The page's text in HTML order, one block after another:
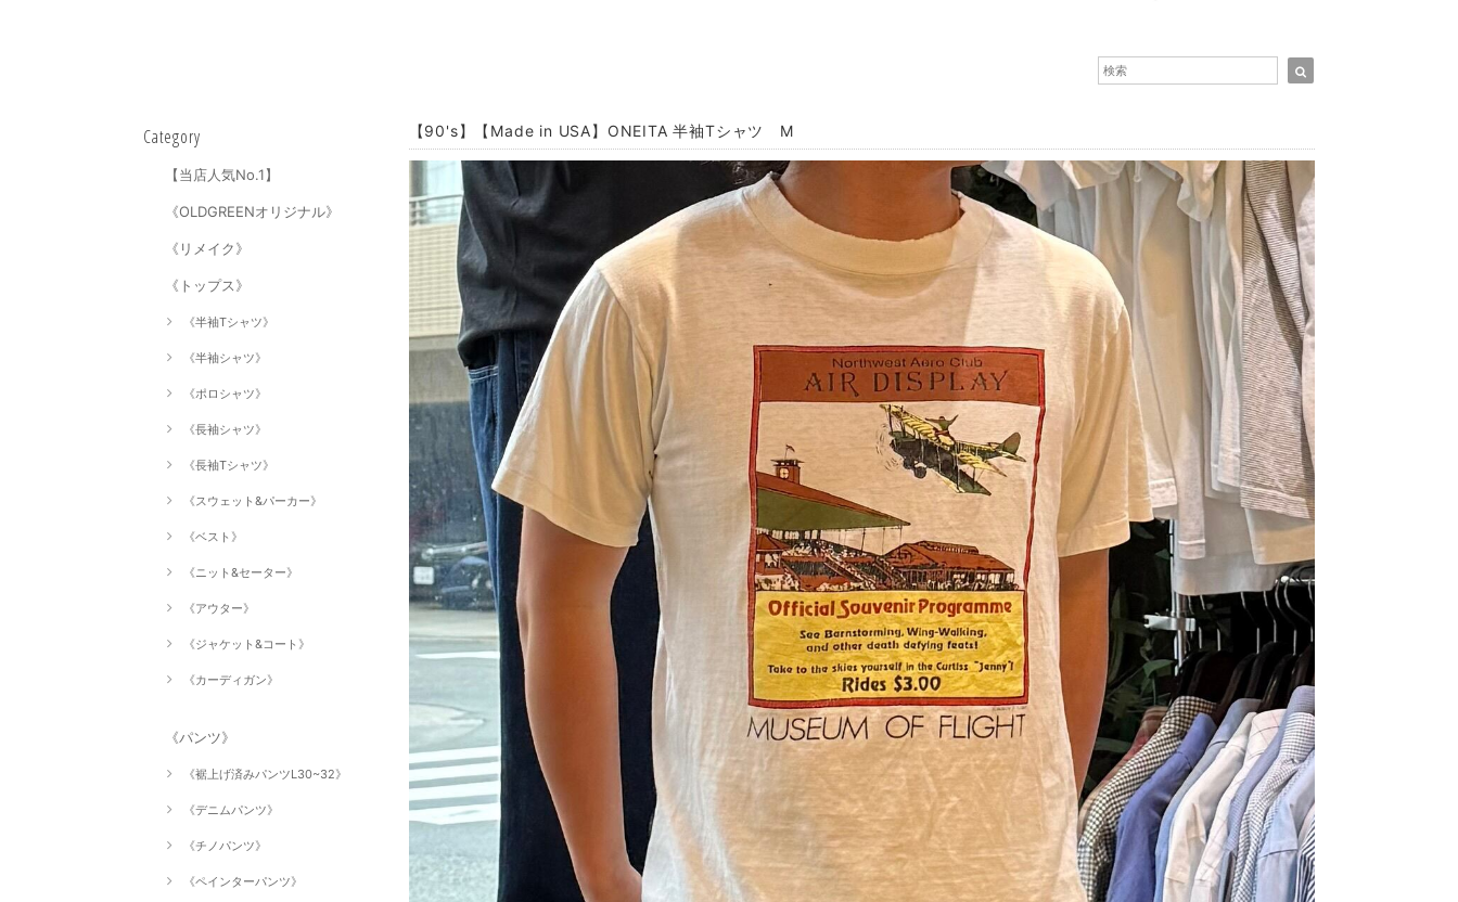
Category
【当店人気No.1】
《OLDGREENオリジナル》
《リメイク》
《トップス》
《半袖Tシャツ》
《半袖シャツ》
《ポロシャツ》
《長袖シャツ》
《長袖Tシャツ》
《スウェット&パーカー》
《ベスト》
《ニット&セーター》
《アウター》
《ジャケット&コート》
《カーディガン》
《パンツ》
《裾上げ済みパンツL30~32》
《デニムパンツ》
《チノパンツ》
《ペインターパンツ》
【90's】【Made in USA】ONEITA 半袖Tシャツ M